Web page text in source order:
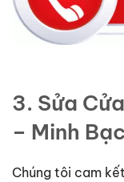
3. Sửa
– Minh
Chúng tôi cam